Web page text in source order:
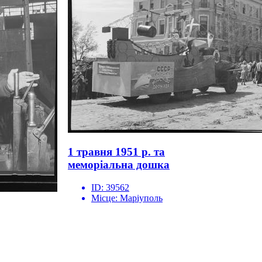
1 травня 1951 р. та
меморіальна дошка
ID: 39562
Місце: Маріуполь